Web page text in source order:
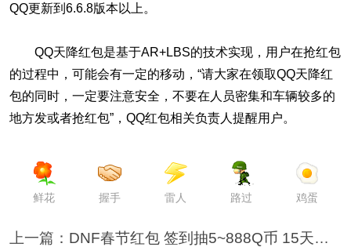
QQ更新到6.6.8版本以上。
QQ天降红包是基于AR+LBS的技术实现，用户在抢红包
的过程中，可能会有一定的移动，“请大家在领取QQ天降红
包的同时，一定要注意安全，不要在人员密集和车辆较多的
地方发或者抢红包”，QQ红包相关负责人提醒用户。
鲜花 握手 雷人 路过 鸡蛋
上一篇： DNF春节红包 签到抽5~888Q币 15天黑钻